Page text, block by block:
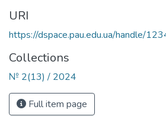
URI
https://dspace.pau.edu.ua/handle/
Collections
№ 2(13) / 2024
Full item page